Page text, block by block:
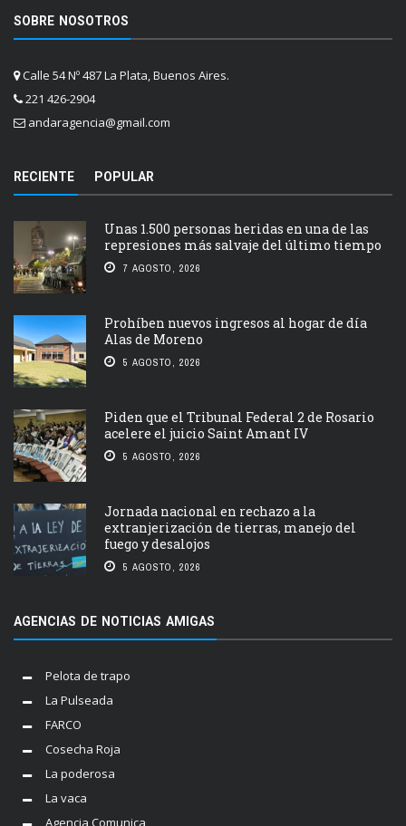
SOBRE NOSOTROS
Calle 54 Nº 487 La Plata, Buenos Aires.
221 426-2904
andaragencia@gmail.com
RECIENTE POPULAR
Unas 1.500 personas heridas en una de las
represiones más salvaje del último tiempo
7 AGOSTO, 2026
Prohíben nuevos ingresos al hogar de día
Alas de Moreno
5 AGOSTO, 2026
Piden que el Tribunal Federal 2 de Rosario
acelere el juicio Saint Amant IV
5 AGOSTO, 2026
Jornada nacional en rechazo a la
extranjerización de tierras, manejo del
fuego y desalojos
5 AGOSTO, 2026
AGENCIAS DE NOTICIAS AMIGAS
Pelota de trapo
La Pulseada
FARCO
Cosecha Roja
La poderosa
La vaca
Agencia Comunica